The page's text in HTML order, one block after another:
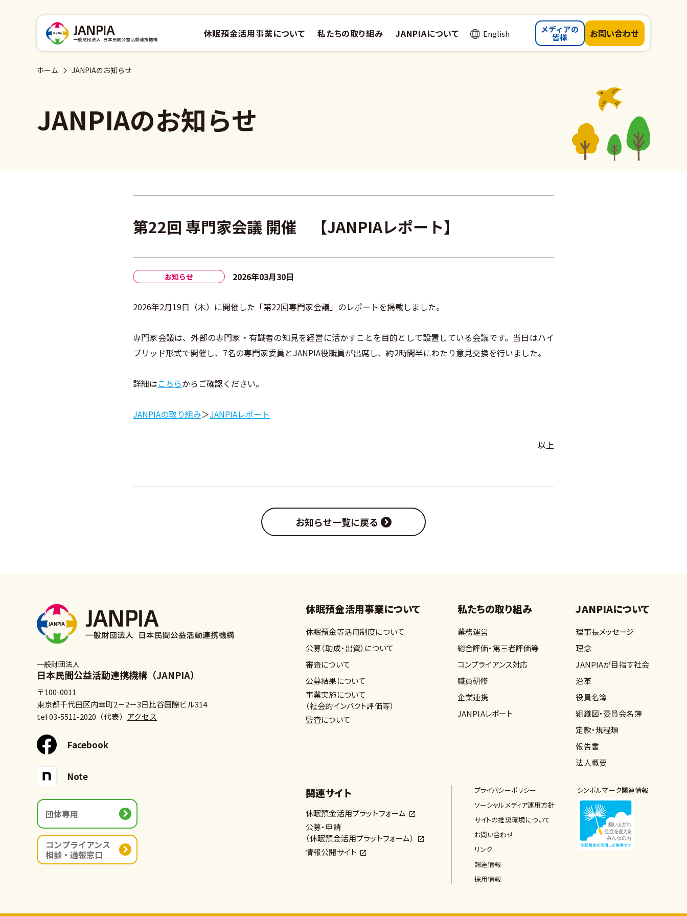
休眠預金活用事業について 私たちの取り組み JANPIAについて English メディアの
皆様 お問い合わせ
ホーム JANPIAのお知らせ
JANPIAのお知らせ
第22回 専門家会議 開催 【JANPIAレポート】
お知らせ 2026年03月30日
2026年2月19日（木）に開催した「第22回専門家会議」のレポートを掲載しました。
専門家会議は、外部の専門家・有識者の知見を経営に活かすことを目的として設置している会議です。当日はハイ
ブリッド形式で開催し、7名の専門家委員とJANPIA役職員が出席し、約2時間半にわたり意見交換を行いました。
詳細はこちらからご確認ください。
JANPIAの取り組み＞JANPIAレポート
以上
お知らせ一覧に戻る
一般財団法人
日本民間公益活動連携機構（JANPIA）
〒100-0011
東京都千代田区内幸町2－2－3日比谷国際ビル314
tel 03-5511-2020（代表） アクセス
Facebook
Note
団体専用
コンプライアンス
相談・通報窓口
休眠預金活用事業について
休眠預金等活用制度について
公募（助成・出資）について
審査について
公募結果について
事業実施について
（社会的インパクト評価等）
監査について
私たちの取り組み
業務運営
総合評価・第三者評価等
コンプライアンス対応
職員研修
企業連携
JANPIAレポート
JANPIAについて
理事長メッセージ
理念
JANPIAが目指す社会
沿革
役員名簿
組織図・委員会名簿
定款・規程類
報告書
法人概要
関連サイト
休眠預金活用プラットフォーム
公募・申請
（休眠預金活用プラットフォーム）
情報公開サイト
プライバシーポリシー
ソーシャルメディア運用方針
サイトの推奨環境について
お問い合わせ
リンク
調達情報
採用情報
シンボルマーク関連情報